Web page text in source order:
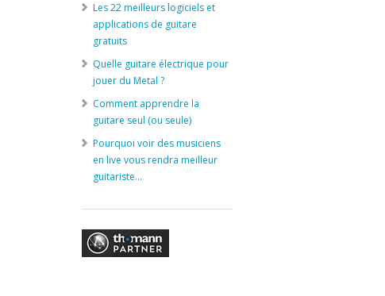
Les 22 meilleurs logiciels et
applications de guitare
gratuits
Quelle guitare électrique pour
jouer du Metal ?
Comment apprendre la
guitare seul (ou seule)
Pourquoi voir des musiciens
en live vous rendra meilleur
guitariste…